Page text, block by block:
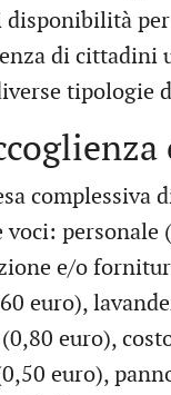
di cittadini
voci:
e/o
euro),
euro),
euro),